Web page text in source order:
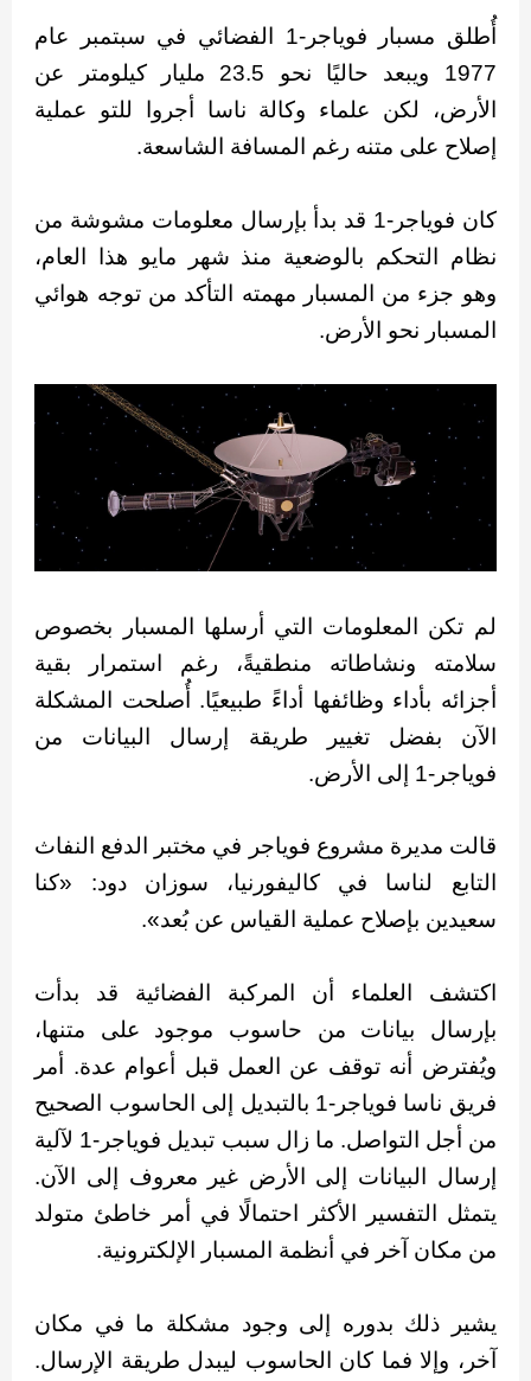
أُطلق مسبار فوياجر-1 الفضائي في سبتمبر عام
1977 ويبعد حاليًا نحو 23.5 مليار كيلومتر عن
الأرض، لكن علماء وكالة ناسا أجروا للتو عملية
إصلاح على متنه رغم المسافة الشاسعة.
كان فوياجر-1 قد بدأ بإرسال معلومات مشوشة من
نظام التحكم بالوضعية منذ شهر مايو هذا العام،
وهو جزء من المسبار مهمته التأكد من توجه هوائي
المسبار نحو الأرض.
لم تكن المعلومات التي أرسلها المسبار بخصوص
سلامته ونشاطاته منطقيةً، رغم استمرار بقية
أجزائه بأداء وظائفها أداءً طبيعيًا. أُصلحت المشكلة
الآن بفضل تغيير طريقة إرسال البيانات من
فوياجر-1 إلى الأرض.
قالت مديرة مشروع فوياجر في مختبر الدفع النفاث
التابع لناسا في كاليفورنيا، سوزان دود: «كنا
سعيدين بإصلاح عملية القياس عن بُعد».
اكتشف العلماء أن المركبة الفضائية قد بدأت
بإرسال بيانات من حاسوب موجود على متنها،
ويُفترض أنه توقف عن العمل قبل أعوام عدة. أمر
فريق ناسا فوياجر-1 بالتبديل إلى الحاسوب الصحيح
من أجل التواصل. ما زال سبب تبديل فوياجر-1 لآلية
إرسال البيانات إلى الأرض غير معروف إلى الآن.
يتمثل التفسير الأكثر احتمالًا في أمر خاطئ متولد
من مكان آخر في أنظمة المسبار الإلكترونية.
يشير ذلك بدوره إلى وجود مشكلة ما في مكان
آخر، وإلا فما كان الحاسوب ليبدل طريقة الإرسال.